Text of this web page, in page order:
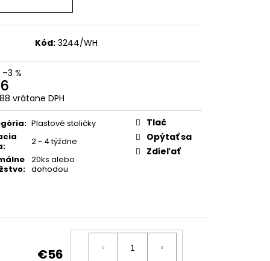
Kód: 3244/WH
–3 %
vrátane DPH
: Plastové stoličky
:
2 - 4 týždne
:
20ks alebo
dohodou
Tlač
Opýtať sa
Zdieľať
€56